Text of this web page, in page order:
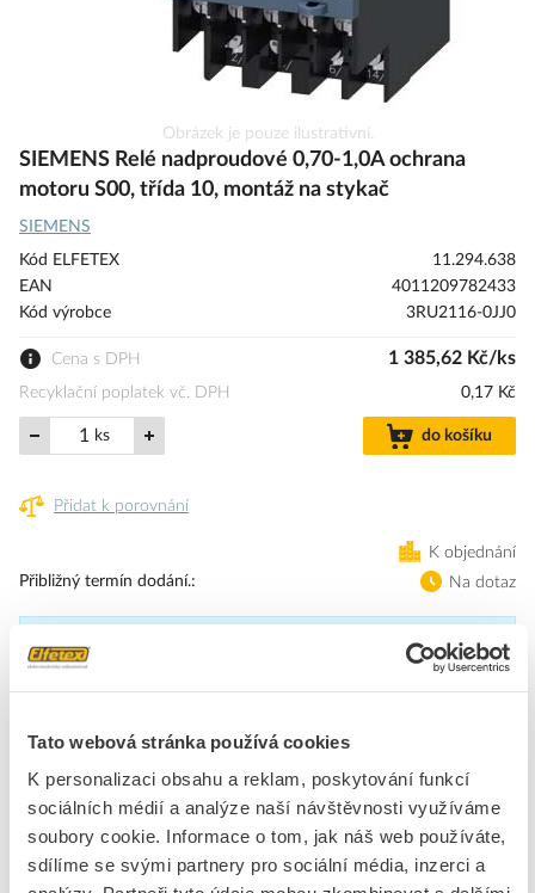
Tato webová stránka používá cookies
K personalizaci obsahu a reklam, poskytování funkcí
sociálních médií a analýze naší návštěvnosti využíváme
soubory cookie. Informace o tom, jak náš web používáte,
sdílíme se svými partnery pro sociální média, inzerci a
na
začátek
s
obrázky
Obrázek je pouze ilustrativní.
SIEMENS Relé nadproudové 0,70-1,0A ochrana
motoru S00, třída 10, montáž na stykač
SIEMENS
Kód ELFETEX
11.294.638
EAN
4011209782433
Kód výrobce
3RU2116-0JJ0
Cena s DPH 1 385,62 Kč/ks
Recyklační poplatek vč. DPH 0,17 Kč
ks do košíku
Přidat k porovnání
K objednání
Přibližný termín dodání.
Na dotaz
Přibližný termín dodání není znám. Po objednání Vám jej upřesníme.
Dostupnost na pobočce zjistíte v detailu produktu.
nadproudové relé 0,70...1,0 A pro ochranu motoru konstrukční
velikost S00, třída 10 nástavba stykače hlavní proudový okruh:
kabelové oko pomocný proudový okruh:kabelové oko ruční-
proudově závislé ochraně spotřebičů s normálním rozběhem proti
nepřípustně vysokému zahřátí vlivem přetížení nebo výpadku fází.